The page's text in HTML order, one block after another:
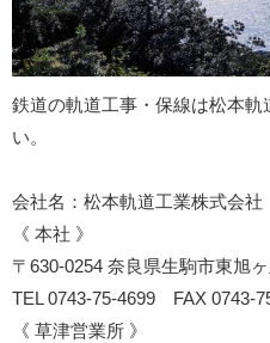
鉄道の軌道工事・保線は松本軌
い。
会社名：松本軌道工業株式会社
《 本社 》
〒630-0254 奈良県生駒市東旭
TEL 0743-75-4699 FAX 0743-
《 草津営業所 》